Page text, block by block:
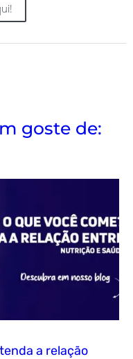
goste de:
a relação